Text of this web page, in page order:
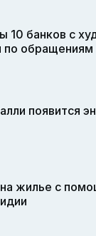
10 банков с
по обращениям
появится
на жилье с